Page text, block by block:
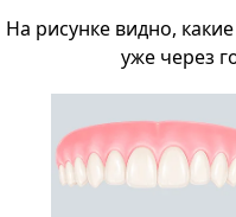
На рисунке видно,
уже через